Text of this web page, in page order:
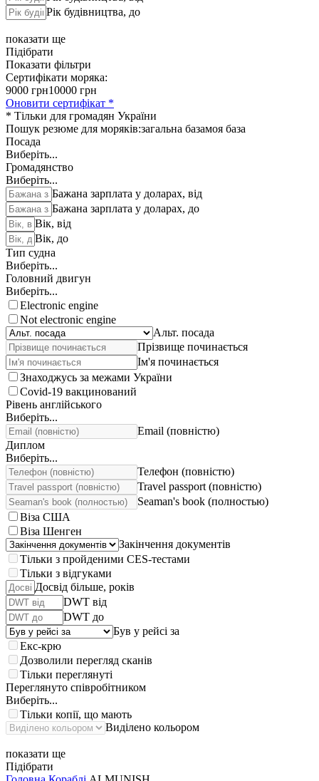
Рік будівництва, до
показати ще
Підібрати
Показати фільтри
Сертифікати моряка:
9000 грн10000 грн
Оновити сертифікат *
* Тільки для громадян України
Пошук резюме для моряків:загальна базамоя база
Посада
Виберіть...
Громадянство
Виберіть...
Бажана зарплата у доларах, від
Бажана зарплата у доларах, до
Вік, від
Вік, до
Тип судна
Виберіть...
Головний двигун
Виберіть...
Electronic engine
Not electronic engine
Альт. посада
Прізвище починається
Ім'я починається
Знаходжусь за межами України
Covid-19 вакцинований
Рівень англійського
Виберіть...
Email (повністю)
Диплом
Виберіть...
Телефон (повністю)
Travel passport (повністю)
Seaman's book (полностью)
Віза США
Віза Шенген
Закінчення документів
Тільки з пройденими CES-тестами
Тільки з відгуками
Досвід більше, років
DWT від
DWT до
Був у рейсі за
Екс-крю
Дозволили перегляд сканів
Тільки переглянуті
Переглянуто співробітником
Виберіть...
Тільки копії, що мають
Виділено кольором
показати ще
Підібрати